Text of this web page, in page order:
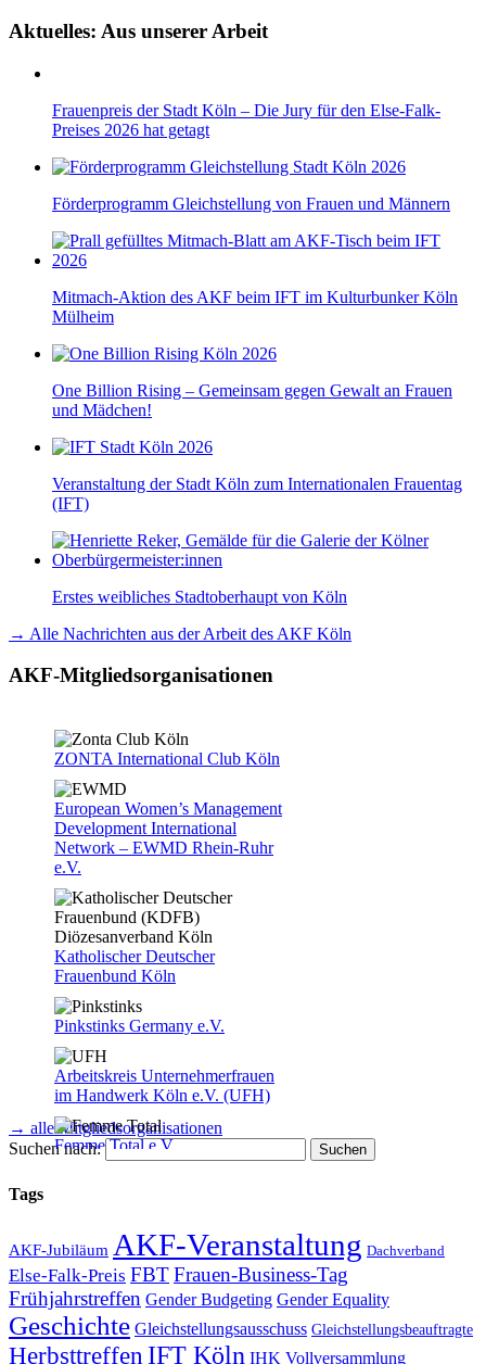
Aktuelles: Aus unserer Arbeit
Frauenpreis der Stadt Köln – Die Jury für den Else-Falk-
Preises 2026 hat getagt
Förderprogramm Gleichstellung von Frauen und Männern
Mitmach-Aktion des AKF beim IFT im Kulturbunker Köln
Mülheim
One Billion Rising – Gemeinsam gegen Gewalt an Frauen
und Mädchen!
Veranstaltung der Stadt Köln zum Internationalen Frauentag
(IFT)
Erstes weibliches Stadtoberhaupt von Köln
→ Alle Nachrichten aus der Arbeit des AKF Köln
AKF-Mitgliedsorganisationen
ZONTA International Club Köln
European Women’s Management
Development International
Network – EWMD Rhein-Ruhr
e.V.
Katholischer Deutscher
Frauenbund Köln
Pinkstinks Germany e.V.
Arbeitskreis Unternehmerfrauen
im Handwerk Köln e.V. (UFH)
Femme Total e.V.
Frauenverband Courage e.V.,
Courage – Köln
→ alle Mitgliedsorganisationen
Suchen nach:
Tags
AKF-Jubiläum AKF-Veranstaltung Dachverband
Else-Falk-Preis FBTFrauen-Business-Tag
Frühjahrstreffen Gender Budgeting Gender Equality
Geschichte Gleichstellungsausschuss Gleichstellungsbeauftragte
Herbsttreffen IFT Köln IHK Vollversammlung